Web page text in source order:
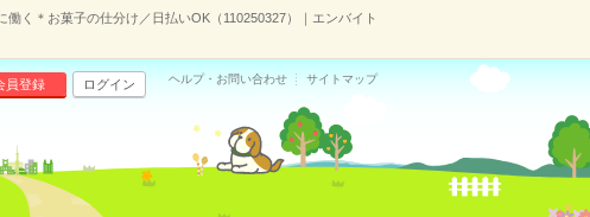
働く＊お菓子の仕分け／日払いOK（110250327）｜エンバイト
員登録 ログイン ヘルプ・お問い合わせ サイトマップ